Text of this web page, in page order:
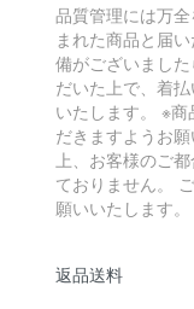
品質管理には万
まれた商品と届
備がございまし
だいた上で、着
いたします。 ※
だきますようお
上、お客様のご
ておりません。
願いいたします。
返品送料